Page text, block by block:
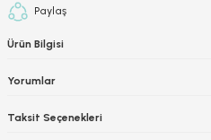
Paylaş
Ürün Bilgisi
Yorumlar
Taksit Seçenekleri